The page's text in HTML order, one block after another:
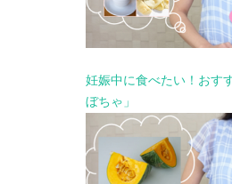
妊娠中に食べたい！おす
ぼちゃ」